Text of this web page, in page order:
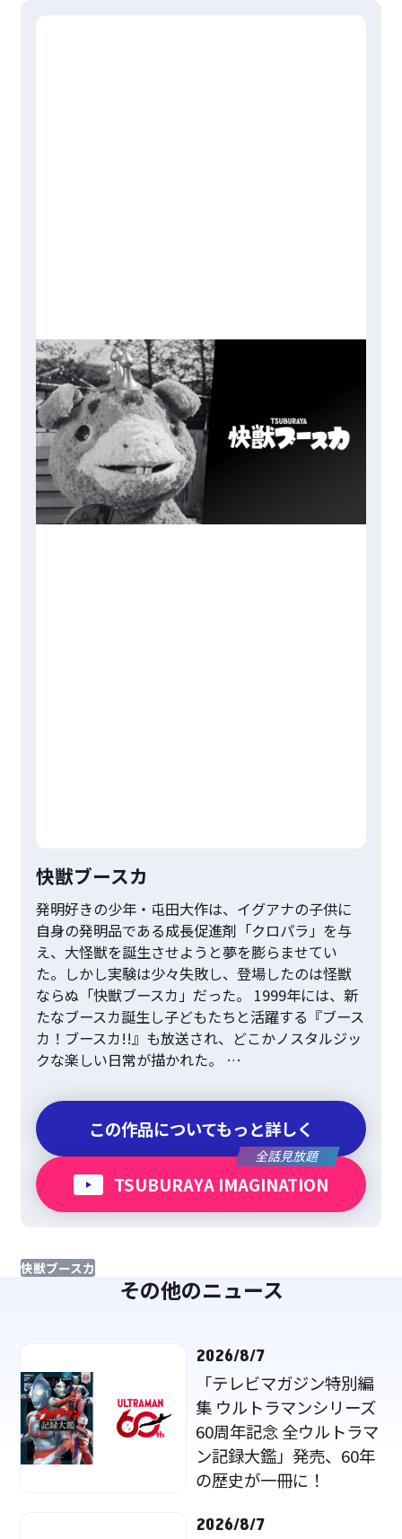
快獣ブースカ
発明好きの少年・屯田大作は、イグアナの子供に
自身の発明品である成長促進剤「クロパラ」を与
え、大怪獣を誕生させようと夢を膨らませてい
た。しかし実験は少々失敗し、登場したのは怪獣
ならぬ「快獣ブースカ」だった。 1999年には、新
たなブースカ誕生し子どもたちと活躍する『ブース
カ！ブースカ!!』も放送され、どこかノスタルジッ
クな楽しい日常が描かれた。 …
この作品についてもっと詳しく
全話見放題
TSUBURAYA IMAGINATION
快獣ブースカ
その他のニュース
2026/8/7
「テレビマガジン特別編
集 ウルトラマンシリーズ
60周年記念 全ウルトラマ
ン記録大鑑」発売、60年
の歴史が一冊に！
2026/8/7